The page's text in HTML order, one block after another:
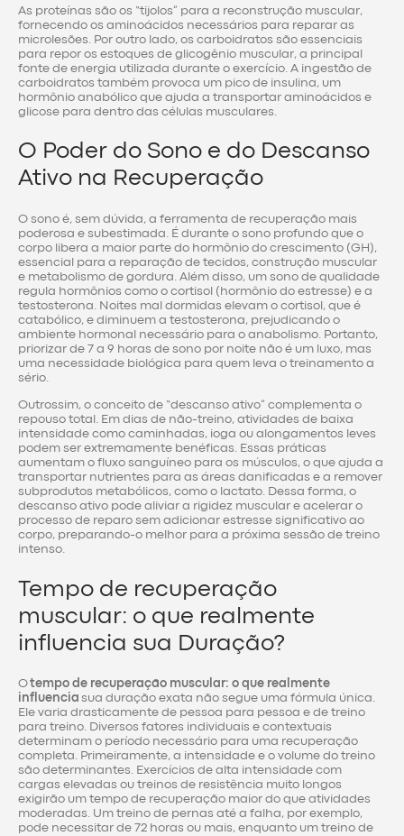
As proteínas são os “tijolos” para a reconstrução muscular,
fornecendo os aminoácidos necessários para reparar as
microlesões. Por outro lado, os carboidratos são essenciais
para repor os estoques de glicogênio muscular, a principal
fonte de energia utilizada durante o exercício. A ingestão de
carboidratos também provoca um pico de insulina, um
hormônio anabólico que ajuda a transportar aminoácidos e
glicose para dentro das células musculares.
O Poder do Sono e do Descanso
Ativo na Recuperação
O sono é, sem dúvida, a ferramenta de recuperação mais
poderosa e subestimada. É durante o sono profundo que o
corpo libera a maior parte do hormônio do crescimento (GH),
essencial para a reparação de tecidos, construção muscular
e metabolismo de gordura. Além disso, um sono de qualidade
regula hormônios como o cortisol (hormônio do estresse) e a
testosterona. Noites mal dormidas elevam o cortisol, que é
catabólico, e diminuem a testosterona, prejudicando o
ambiente hormonal necessário para o anabolismo. Portanto,
priorizar de 7 a 9 horas de sono por noite não é um luxo, mas
uma necessidade biológica para quem leva o treinamento a
sério.
Outrossim, o conceito de “descanso ativo” complementa o
repouso total. Em dias de não-treino, atividades de baixa
intensidade como caminhadas, ioga ou alongamentos leves
podem ser extremamente benéficas. Essas práticas
aumentam o fluxo sanguíneo para os músculos, o que ajuda a
transportar nutrientes para as áreas danificadas e a remover
subprodutos metabólicos, como o lactato. Dessa forma, o
descanso ativo pode aliviar a rigidez muscular e acelerar o
processo de reparo sem adicionar estresse significativo ao
corpo, preparando-o melhor para a próxima sessão de treino
intenso.
Tempo de recuperação
muscular: o que realmente
influencia sua Duração?
Otempo de recuperação muscular: o que realmente
influencia sua duração exata não segue uma fórmula única.
Ele varia drasticamente de pessoa para pessoa e de treino
para treino. Diversos fatores individuais e contextuais
determinam o período necessário para uma recuperação
completa. Primeiramente, a intensidade e o volume do treino
são determinantes. Exercícios de alta intensidade com
cargas elevadas ou treinos de resistência muito longos
exigirão um tempo de recuperação maior do que atividades
moderadas. Um treino de pernas até a falha, por exemplo,
pode necessitar de 72 horas ou mais, enquanto um treino de